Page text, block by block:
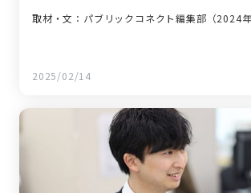
取材・文：パブリックコネクト編集部（2024年
2025/02/14